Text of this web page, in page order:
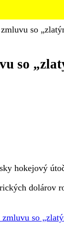
so
so
sezónu
hokejový
dolárov
so